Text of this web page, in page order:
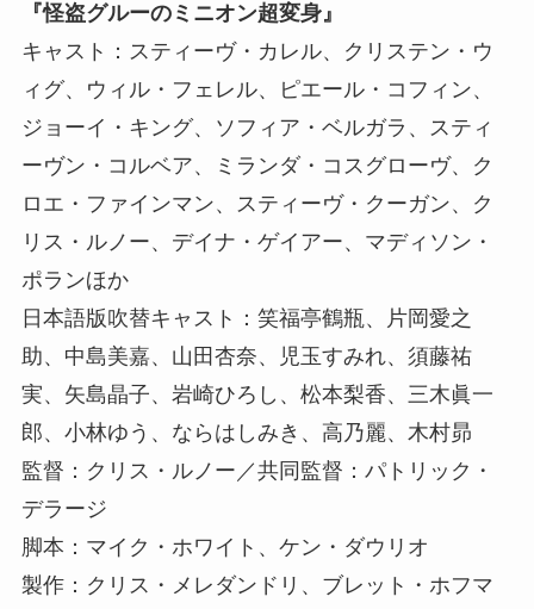
『怪盗グルーのミニオン超変身』
キャスト：スティーヴ・カレル、クリステン・ウ
ィグ、ウィル・フェレル、ピエール・コフィン、
ジョーイ・キング、ソフィア・ベルガラ、スティ
ーヴン・コルベア、ミランダ・コスグローヴ、ク
ロエ・ファインマン、スティーヴ・クーガン、ク
リス・ルノー、デイナ・ゲイアー、マディソン・
ポランほか
日本語版吹替キャスト：笑福亭鶴瓶、片岡愛之
助、中島美嘉、山田杏奈、児玉すみれ、須藤祐
実、矢島晶子、岩崎ひろし、松本梨香、三木眞一
郎、小林ゆう、ならはしみき、高乃麗、木村昴
監督：クリス・ルノー／共同監督：パトリック・
デラージ
脚本：マイク・ホワイト、ケン・ダウリオ
製作：クリス・メレダンドリ、ブレット・ホフマ